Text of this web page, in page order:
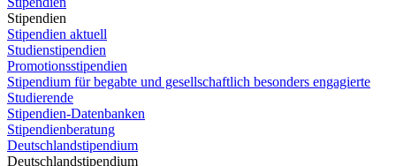
Stipendien
Stipendien aktuell
Studienstipendien
Promotionsstipendien
Stipendium für begabte und gesellschaftlich besonders engagierte
Studierende
Stipendien-Datenbanken
Stipendienberatung
Deutschlandstipendium
Deutschlandstipendium